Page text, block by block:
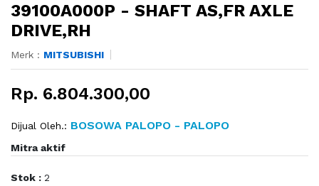
39100A000P - SHAFT AS,FR AXLE
DRIVE,RH
Merk : MITSUBISHI
Rp. 6.804.300,00
Dijual Oleh.: BOSOWA PALOPO - PALOPO
Mitra aktif
Stok : 2